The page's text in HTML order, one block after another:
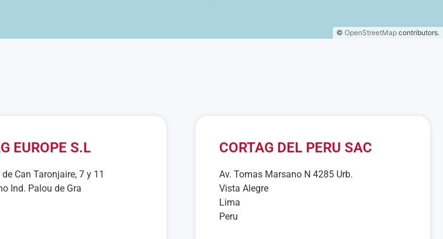
© OpenStreetMap contributors.
EUROPE S.L
Can Taronjaire, 7 y 11
Ind. Palou de Gra
CORTAG DEL PERU SAC
Av. Tomas Marsano N 4285 Urb.
Vista Alegre
Lima
Peru